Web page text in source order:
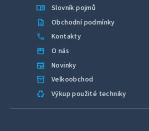
menu_book Slovník pojmů
description Obchodní podmínky
call Kontakty
storefront O nás
newspaper Novinky
inventory_2 Velkoobchod
recycling Výkup použité techniky